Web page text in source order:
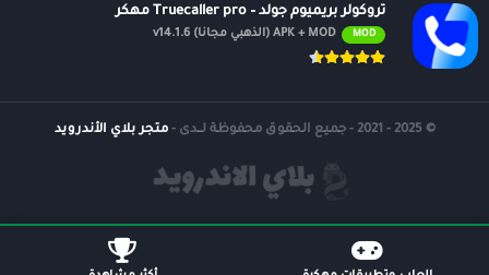
تروكولر بريميوم جولد – Truecaller pro مهكر
MOD APK + MOD (الذهبي مجانًا) v14.1.6
© 2025 - 2021 - جميع الحقوق محفوظة لــدى - متجر بلاي الأندرويد